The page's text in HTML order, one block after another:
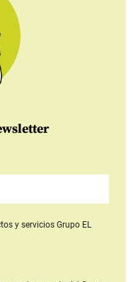
y serviciosGrupo EL